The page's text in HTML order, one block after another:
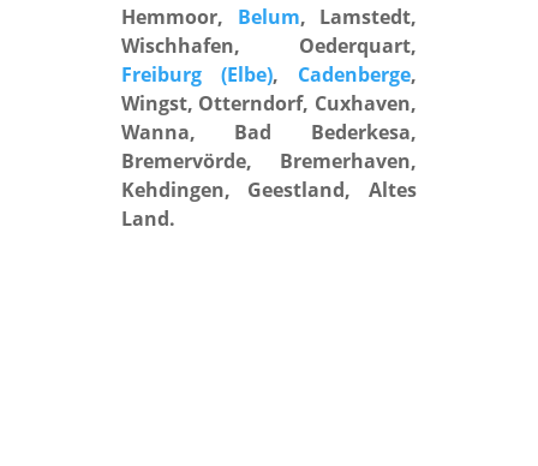
Hemmoor, Belum, Lamstedt,
Wischhafen, Oederquart,
Freiburg (Elbe), Cadenberge,
Wingst, Otterndorf, Cuxhaven,
Wanna, Bad Bederkesa,
Bremervörde, Bremerhaven,
Kehdingen, Geestland, Altes
Land.